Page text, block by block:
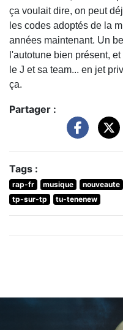
ça voulait dire, on peut
les codes adoptés de la
années maintenant. Un
l'autotune bien présent,
le J et sa team... en jet
ça.
Partager :
Tags :
rap-fr musique nouveaute
tp-sur-tp
tu-tenenew